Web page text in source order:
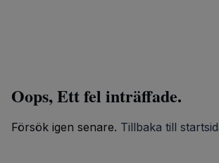
Oops, Ett fel inträffade.
Försök igen senare. Tillbaka till